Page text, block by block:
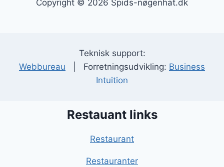
Copyright © 2026 Spids-nøgenhat.dk
Teknisk support:
Webbureau | Forretningsudvikling: Business
Intuition
Restauant links
Restaurant
Restauranter